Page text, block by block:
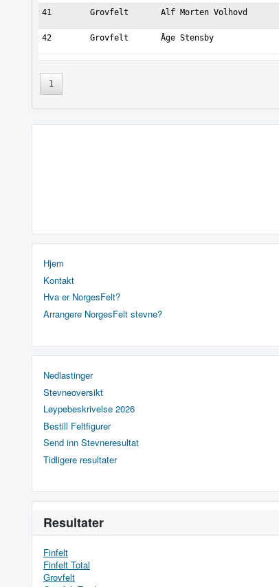
41 Grovfelt Alf Morten Volhovd
42 Grovfelt Åge Stensby
1
Hjem
Kontakt
Hva er NorgesFelt?
Arrangere NorgesFelt stevne?
Nedlastinger
Stevneoversikt
Løypebeskrivelse 2026
Bestill Feltfigurer
Send inn Stevneresultat
Tidligere resultater
Resultater
Finfelt
Finfelt Total
Grovfelt